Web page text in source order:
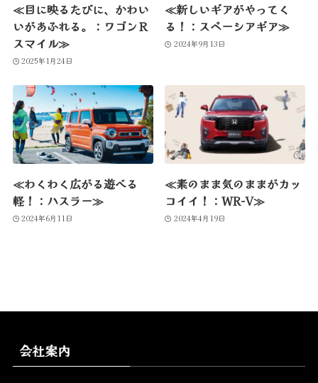
≪目に映るたびに、かわい
いがあふれる。：ワゴンＲ
スマイル≫
2025年1月24日
≪新しいギアがやってく
る！：スペーシアギア≫
2024年9月13日
≪わくわく広がる遊べる
軽！：ハスラー≫
2024年6月11日
≪素のまま気のままがカッ
コイイ！：WR-V≫
2024年4月19日
会社案内